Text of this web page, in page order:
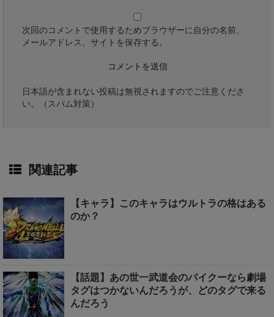
次回のコメントで使用するためブラウザーに自分の名前、
メールアドレス、サイトを保存する。
日本語が含まれない投稿は無視されますのでご注意くださ
い。（スパム対策）
関連記事
【キャラ】このキャラはウルトラの格はある
のか？
【話題】あの世一武道会のパイクーなら劇場
タグはつかないんだろうが、どのタグで来る
んだろう